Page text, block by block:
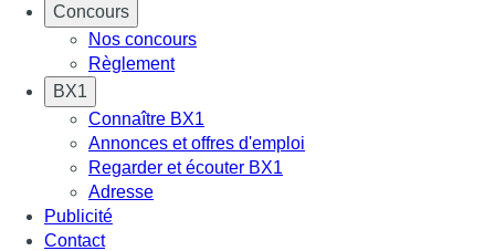
Concours
Nos concours
Règlement
BX1
Connaître BX1
Annonces et offres d'emploi
Regarder et écouter BX1
Adresse
Publicité
Contact